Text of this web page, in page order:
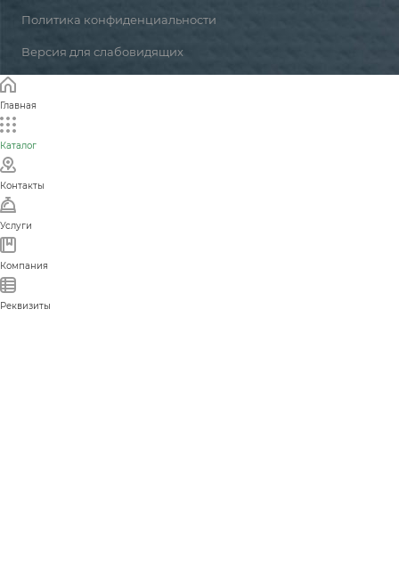
Политика конфиденциальности
Версия для слабовидящих
Главная
Каталог
Контакты
Услуги
Компания
Реквизиты